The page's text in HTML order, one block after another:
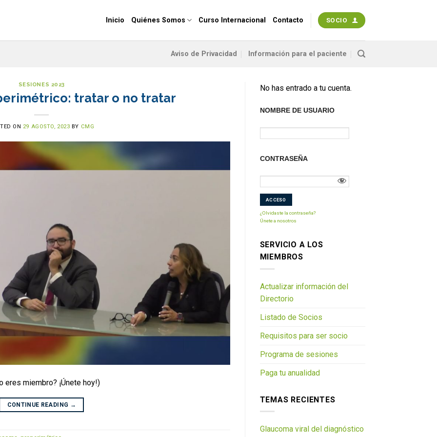
Inicio Quiénes Somos Curso Internacional Contacto SOCIO
Aviso de Privacidad Información para el paciente
SESIONES 2023
tratar o no tratar
ON 29 AGOSTO, 2023 BY CMG
eres miembro? ¡Únete hoy!)
CONTINUE READING →
No has entrado a tu cuenta.
NOMBRE DE USUARIO
CONTRASEÑA
¿Olvidaste la contraseña?
Únete a nosotros
SERVICIO A LOS
MIEMBROS
Actualizar información del
Directorio
Listado de Socios
Requisitos para ser socio
Programa de sesiones
Paga tu anualidad
TEMAS RECIENTES
Glaucoma viral del diagnóstico